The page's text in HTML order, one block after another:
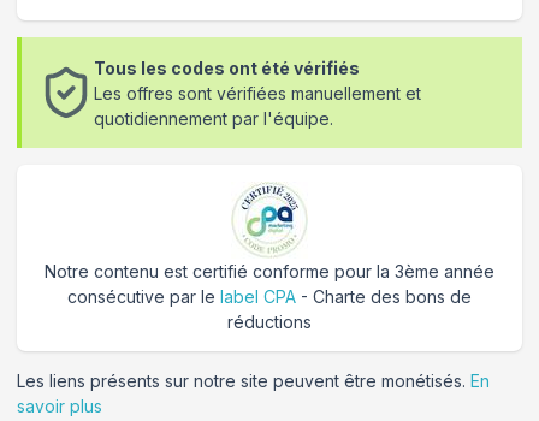
Tous les codes ont été vérifiés
Les offres sont vérifiées manuellement et
quotidiennement par l'équipe.
Notre contenu est certifié conforme pour la 3ème année
consécutive par le label CPA - Charte des bons de
réductions
Les liens présents sur notre site peuvent être monétisés. En
savoir plus